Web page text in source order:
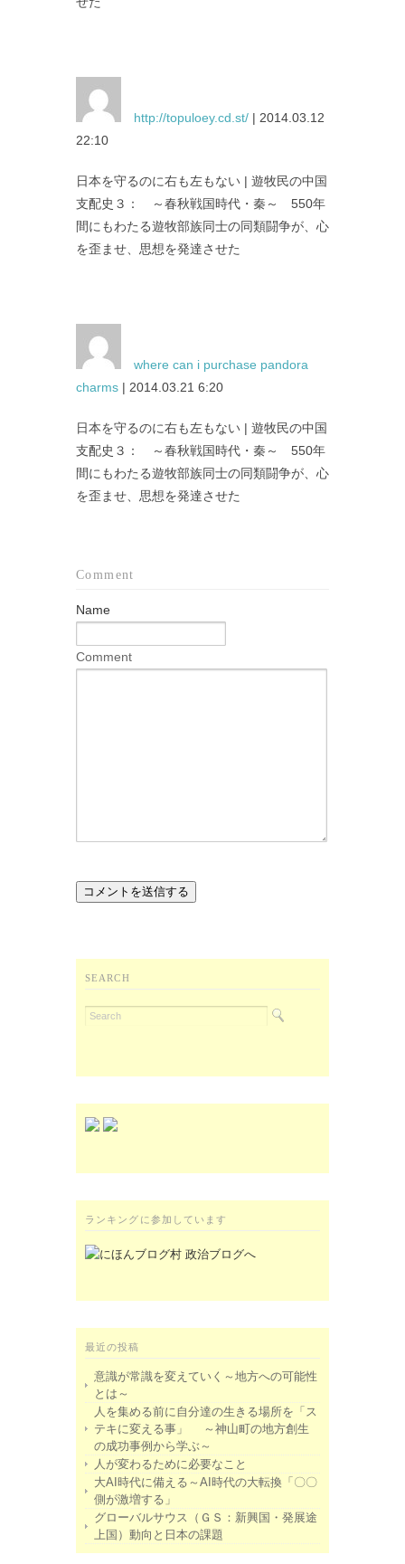
http://topuloey.cd.st/ | 2014.03.12
22:10
日本を守るのに右も左もない | 遊牧民の中国
支配史３： ～春秋戦国時代・秦～ 550年
間にもわたる遊牧部族同士の同類闘争が、心
を歪ませ、思想を発達させた
where can i purchase pandora
charms | 2014.03.21 6:20
日本を守るのに右も左もない | 遊牧民の中国
支配史３： ～春秋戦国時代・秦～ 550年
間にもわたる遊牧部族同士の同類闘争が、心
を歪ませ、思想を発達させた
Comment
Name
Comment
SEARCH
ランキングに参加しています
最近の投稿
意識が常識を変えていく～地方への可能性
とは～
人を集める前に自分達の生きる場所を「ス
テキに変える事」 ～神山町の地方創生
の成功事例から学ぶ～
人が変わるために必要なこと
大AI時代に備える～AI時代の大転換「〇〇
側が激増する」
グローバルサウス（ＧＳ：新興国・発展途
上国）動向と日本の課題